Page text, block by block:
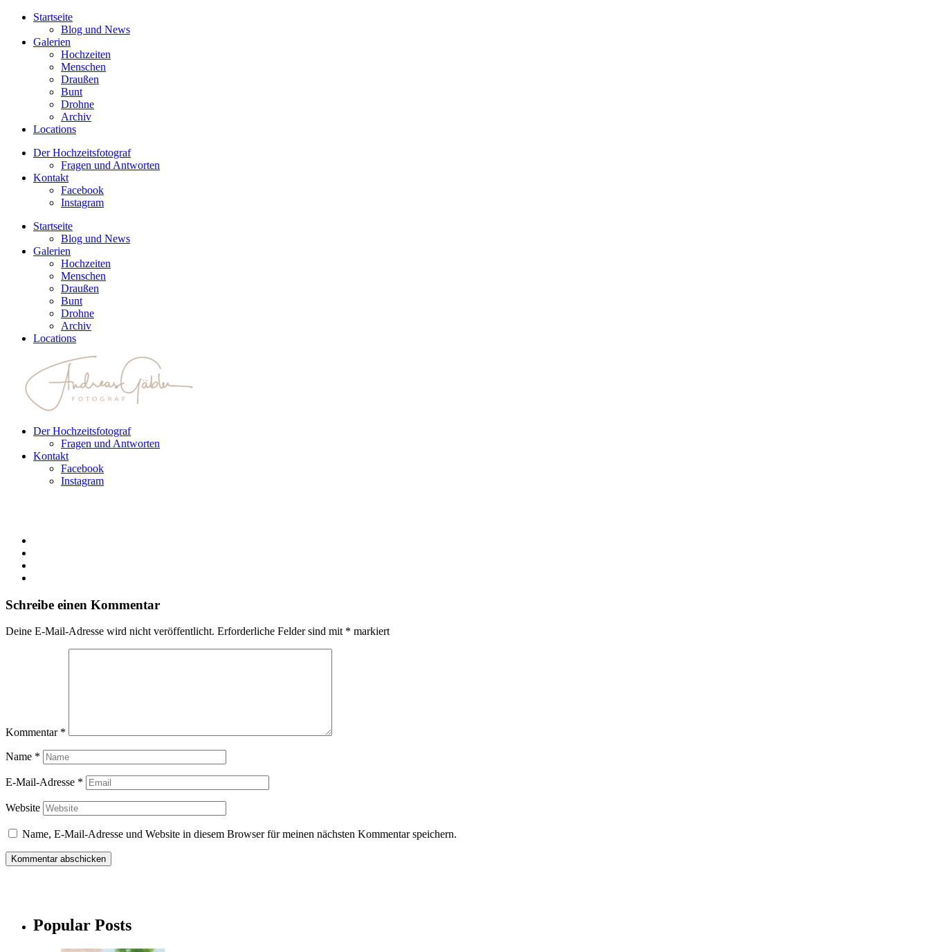
Startseite
Blog und News
Galerien
Hochzeiten
Menschen
Draußen
Bunt
Drohne
Archiv
Locations
Der Hochzeitsfotograf
Fragen und Antworten
Kontakt
Facebook
Instagram
Startseite
Blog und News
Galerien
Hochzeiten
Menschen
Draußen
Bunt
Drohne
Archiv
Locations
Der Hochzeitsfotograf
Fragen und Antworten
Kontakt
Facebook
Instagram
Schreibe einen Kommentar
Deine E-Mail-Adresse wird nicht veröffentlicht. Erforderliche Felder sind mit * markiert
Kommentar *
Name *
E-Mail-Adresse *
Website
Name, E-Mail-Adresse und Website in diesem Browser für meinen nächsten Kommentar speichern.
Popular Posts